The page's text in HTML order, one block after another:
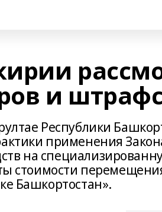
и
Республики
применения
на
стоимости
Башкортостан».